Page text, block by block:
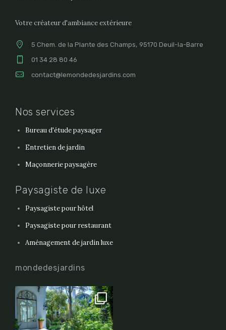
Votre créateur d'ambiance extérieure
5 Chem. de la Plante des Champs, 95170 Deuil-la-Barre
01 34 28 80 46
contact@lemondedesjardins.com
Nos services
Bureau d'étude paysager
Entretien de jardin
Maçonnerie paysagère
Paysagiste de luxe
Paysagiste pour hôtel
Paysagiste pour restaurant
Aménagement de jardin luxe
mondedesjardins